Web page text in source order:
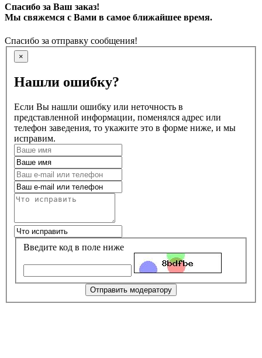
Спасибо за Ваш заказ!
Мы свяжемся с Вами в самое ближайшее время.
Спасибо за отправку сообщения!
×
Нашли ошибку?
Если Вы нашли ошибку или неточность в
представленной информации, поменялся адрес или
телефон заведения, то укажите это в форме ниже, и мы
исправим.
Введите код в поле ниже
Отправить модератору